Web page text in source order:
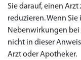
Sie darauf, einen
reduzieren. Wenn
Nebenwirkungen bei
nicht in dieser
Arzt oder Apotheker.